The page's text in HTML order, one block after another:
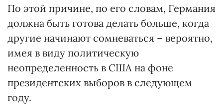
По этой причине, по его словам, Германия
должна быть готова делать больше, когда
другие начинают сомневаться – вероятно,
имея в виду политическую
неопределенность в США на фоне
президентских выборов в следующем
году.